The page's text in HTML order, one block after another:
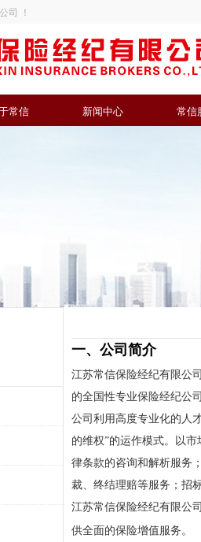
司 ！
常信 新闻中心 常信
一、公司简介
江苏常信保险经纪有限公
的全国性专业保险经纪公司
公司利用高度专业化的人
的维权”的运作模式。以
律条款的咨询和解析服务
裁、终结理赔等服务；招
江苏常信保险经纪有限公
供全面的保险增值服务。